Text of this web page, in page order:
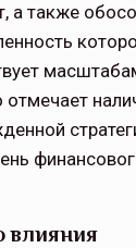
а также
отмечает
влияния